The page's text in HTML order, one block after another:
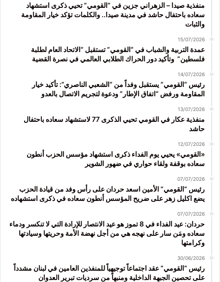
منفذية صيدا – الزهراني جزين في “القومي” تحيي ذكرى استشهاد
سعاده باحتفال حاشد في مدينة صيدا.. والكلمات تؤكد خيار المقاومة
والثبات
15/07/2026
عمدة التربية والشباب في “القومي” تستقبل “الاتحاد العام لطلبة
فلسطين” وتأكيد دور الحراك الطلابي العالمي في نصرة القضية
14/07/2026
رئيس “القومي” يستقبل وفداً من “الشعبي الناصري”: تأكيد خيار
المقاومة ورفض “اتفاق الإطار” ودعوة لتجريم الاتصال بالعدو
13/07/2026
منفذية عكار في القومي تحيي الذكرى 77 لاستشهاد سعاده باحتفال
حاشد
12/07/2026
«القومي» يحيي يوم الفداء ذكرى استشهاد مؤسس الحزب أنطون
سعاده بوقفة ولقاء حواري في ضهور الشوير
07/07/2026
رئيس “القومي” الأمين اسعد حردان على رأس وفد من قيادة الحزب
يضع اكليل زهر على ضريح المؤسس أنطون سعاده في ذكرى استشهاده
07/07/2026
حردان: عيد الفداء في 8 تموز هو عيد الانتصار للإرادة التي لا تنكسر ودماء
سعاده ومَن سار على نهجه هي من أجل نهضة الأمة وحريتها وسيادتها
وكرامتها
30/06/2026
رئيس “القومي” عقد اجتماعاً توجيهياً للمنفذين العامين في لبنان مشدداً
على تحصين الجبهة الداخلية ومنبهاً من سرديات تبرير العدوان